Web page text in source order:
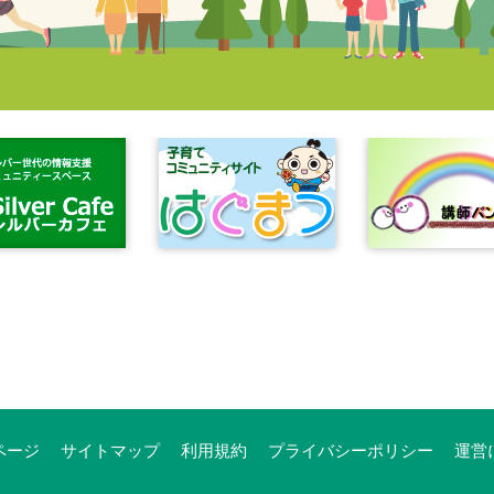
ージ サイトマップ 利用規約 プライバシーポリシー 運営